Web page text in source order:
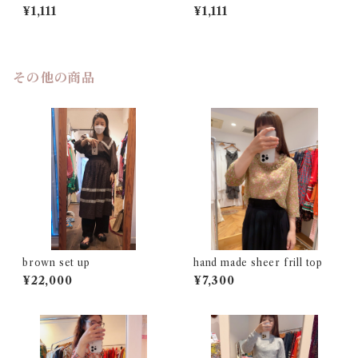
m check shirt
¥1,111 ¥1,111
その他の商品
brown set up
¥22,000
hand made sheer frill top
¥7,300